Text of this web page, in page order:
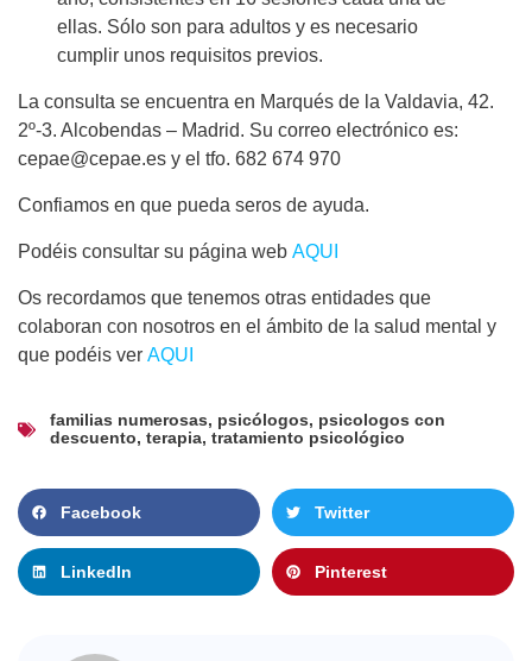
ellas. Sólo son para adultos y es necesario
cumplir unos requisitos previos.
La consulta se encuentra en Marqués de la Valdavia, 42.
2º-3. Alcobendas – Madrid. Su correo electrónico es:
cepae@cepae.es y el tfo. 682 674 970
Confiamos en que pueda seros de ayuda.
Podéis consultar su página web AQUI
Os recordamos que tenemos otras entidades que
colaboran con nosotros en el ámbito de la salud mental y
que podéis ver AQUI
familias numerosas, psicólogos, psicologos con
descuento, terapia, tratamiento psicológico
Facebook Twitter
LinkedIn Pinterest